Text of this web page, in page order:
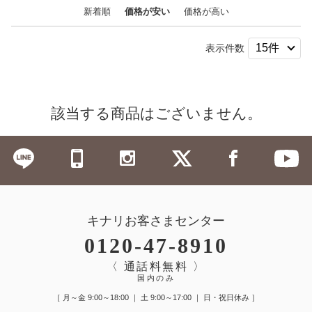
新着順 価格が安い 価格が高い
表示件数
該当する商品はございません。
キナリお客さまセンター
0120-47-8910
〈 通話料無料 〉
国内のみ
［ 月～金 9:00～18:00 ｜ 土 9:00～17:00 ｜ 日・祝日休み ］